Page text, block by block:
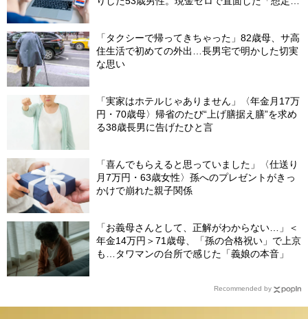
「タクシーで帰ってきちゃった」82歳母、サ高
住生活で初めての外出…長男宅で明かした切実
な思い
「実家はホテルじゃありません」〈年金月17万
円・70歳母〉帰省のたび“上げ膳据え膳”を求め
る38歳長男に告げたひと言
「喜んでもらえると思っていました」〈仕送り
月7万円・63歳女性〉孫へのプレゼントがきっ
かけで崩れた親子関係
「お義母さんとして、正解がわからない…」＜
年金14万円＞71歳母、「孫の合格祝い」で上京
も…タワマンの台所で感じた「義娘の本音」
Recommended by